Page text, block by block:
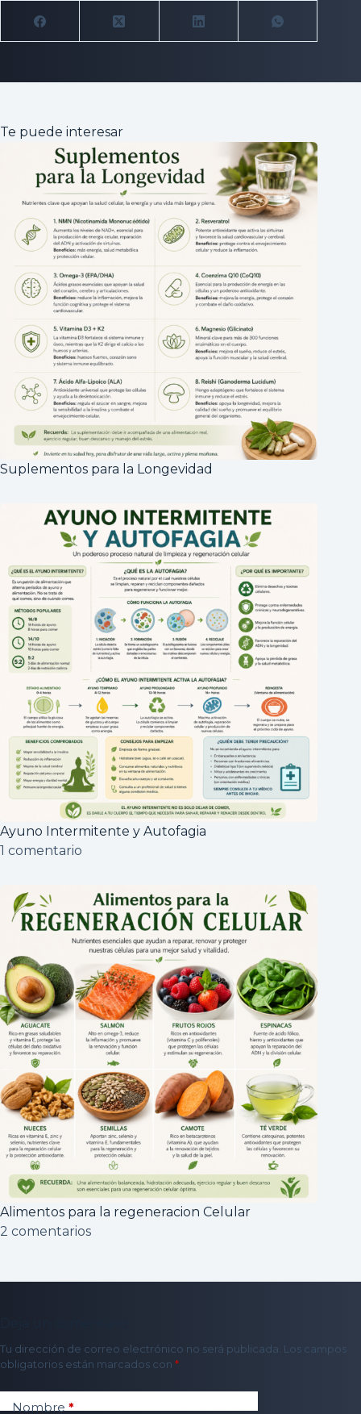
Te puede interesar
Suplementos para la Longevidad
Ayuno Intermitente y Autofagia
1 comentario
Alimentos para la regeneracion Celular
2 comentarios
Tu dirección de correo electrónico no será publicada. Los campos
obligatorios están marcados con *
Nombre*